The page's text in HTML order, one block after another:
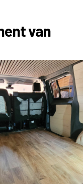
van